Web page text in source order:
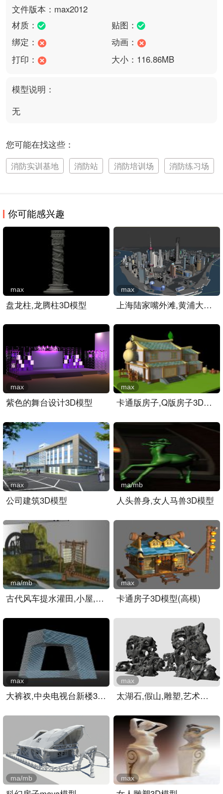
文件版本：max2012
材质：
贴图：
绑定：
动画：
打印：
大小：116.86MB
模型说明：
无
您可能在找这些：
消防实训基地 消防站 消防培训场 消防练习场
你可能感兴趣
盘龙柱,龙腾柱3D模型
max
上海陆家嘴外滩,黄浦大桥,..
max
紫色的舞台设计3D模型
max
卡通版房子,Q版房子3D模型..
max
公司建筑3D模型
max
人头兽身,女人马兽3D模型
ma/mb
古代风车提水灌田,小屋,建..
ma/mb
卡通房子3D模型(高模)
max
大裤衩,中央电视台新楼3D模..
max
太湖石,假山,雕塑,艺术品3..
max
ma/mb max